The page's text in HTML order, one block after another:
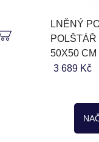
LNĚNÝ
50X50
3 689 Kč